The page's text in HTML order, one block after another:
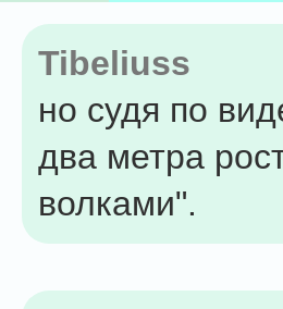
Tibeliuss
но судя по
два метра
волками".